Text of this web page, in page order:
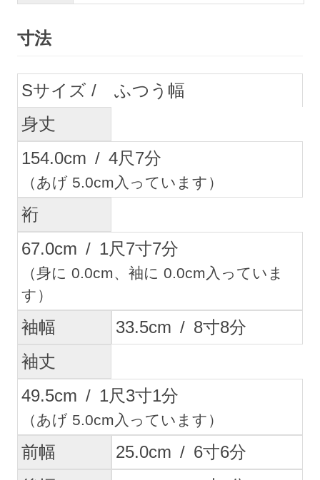
寸法
S
ふつう幅
身丈
154.0cm / 4尺7分
（あげ 5.0cm入っています）
裄
67.0cm / 1尺7寸7分
（身に 0.0cm、袖に 0.0cm入っていま
す）
袖幅 33.5cm / 8寸8分
袖丈
49.5cm / 1尺3寸1分
（あげ 5.0cm入っています）
前幅 25.0cm / 6寸6分